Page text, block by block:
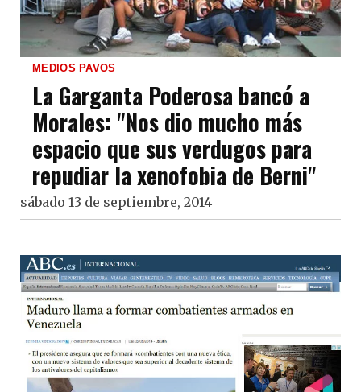
MEDIOS PAVOS
La Garganta Poderosa bancó a
Morales: "Nos dio mucho más
espacio que sus verdugos para
repudiar la xenofobia de Berni"
sábado 13 de septiembre, 2014